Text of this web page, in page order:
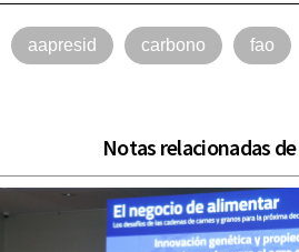
aapresid carbono fao
Notas relacionadas de